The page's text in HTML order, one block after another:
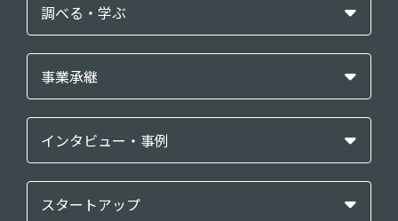
調べる・学ぶ
事業承継
インタビュー・事例
スタートアップ